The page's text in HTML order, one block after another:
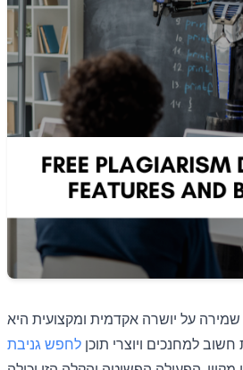
שמירה על יושרה אקדמית ומקצועית היא
למחנכים ויוצרי תוכן לחפש גניבת